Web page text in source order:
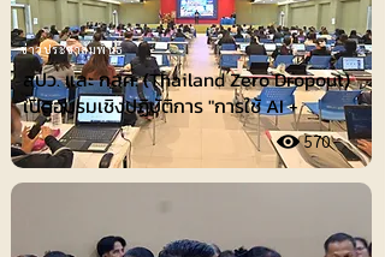
ข่าวประชาสัมพันธ์
สปว. และ กสศ. (Thailand Zero Dropout)
เปิดอบรมเชิงปฏิบัติการ "การใช้ AI +
570